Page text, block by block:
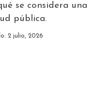
se considera una
pública.
2 julio, 2026